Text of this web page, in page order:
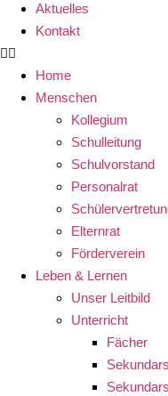
Aktuelles
Kontakt
Home
Menschen
Kollegium
Schulleitung
Schulvorstand
Personalrat
Elternrat
Förderverein
Leben & Lernen
Unser Leitbild
Unterricht
Fächer